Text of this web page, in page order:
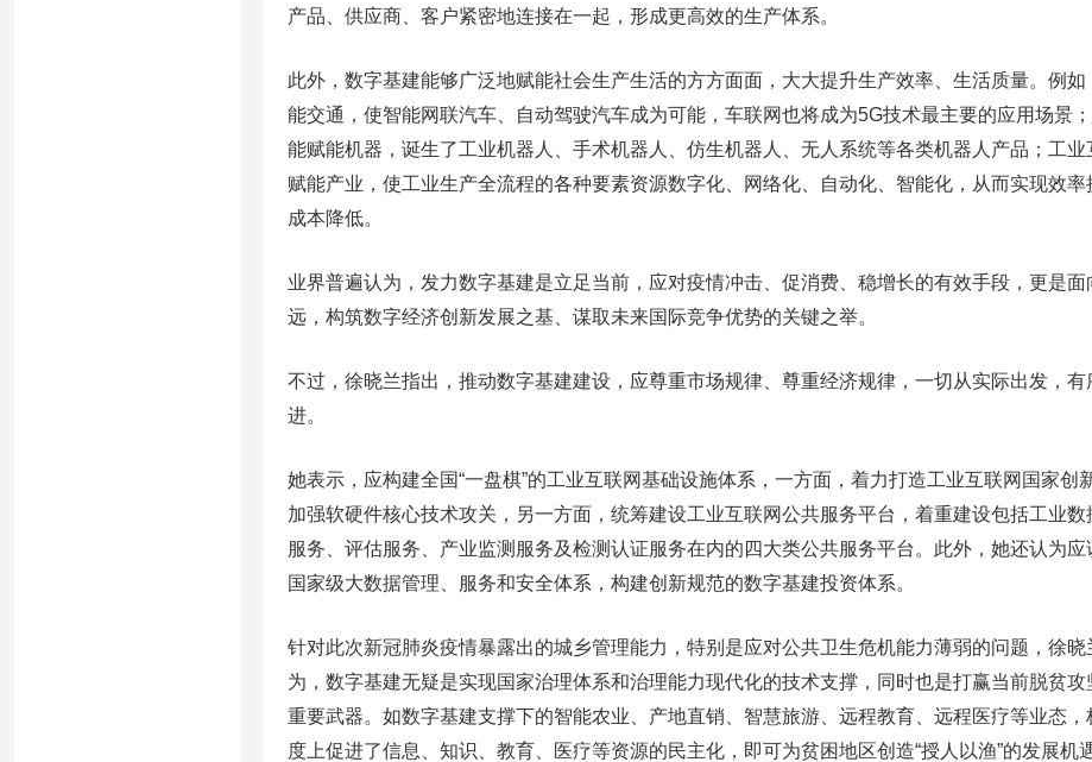
产品、供应商、客户紧密地连接在一起，形成更高效的生产体系。
此外，数字基建能够广泛地赋能社会生产生活的方方面面，大大提升生产效率、生活质量。例如
能交通，使智能网联汽车、自动驾驶汽车成为可能，车联网也将成为5G技术最主要的应用场景
能赋能机器，诞生了工业机器人、手术机器人、仿生机器人、无人系统等各类机器人产品；工业
赋能产业，使工业生产全流程的各种要素资源数字化、网络化、自动化、智能化，从而实现效率
成本降低。
业界普遍认为，发力数字基建是立足当前，应对疫情冲击、促消费、稳增长的有效手段，更是面
远，构筑数字经济创新发展之基、谋取未来国际竞争优势的关键之举。
不过，徐晓兰指出，推动数字基建建设，应尊重市场规律、尊重经济规律，一切从实际出发，有
进。
她表示，应构建全国“一盘棋”的工业互联网基础设施体系，一方面，着力打造工业互联网国家创
加强软硬件核心技术攻关，另一方面，统筹建设工业互联网公共服务平台，着重建设包括工业数
服务、评估服务、产业监测服务及检测认证服务在内的四大类公共服务平台。此外，她还认为应
国家级大数据管理、服务和安全体系，构建创新规范的数字基建投资体系。
针对此次新冠肺炎疫情暴露出的城乡管理能力，特别是应对公共卫生危机能力薄弱的问题，徐晓
为，数字基建无疑是实现国家治理体系和治理能力现代化的技术支撑，同时也是打赢当前脱贫攻
重要武器。如数字基建支撑下的智能农业、产地直销、智慧旅游、远程教育、远程医疗等业态，
度上促进了信息、知识、教育、医疗等资源的民主化，即可为贫困地区创造“授人以渔”的发展机